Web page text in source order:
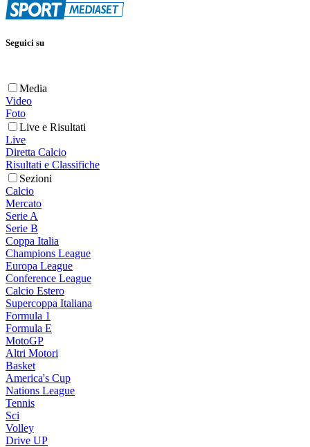
Seguici su
Media
Video
Foto
Live e Risultati
Live
Diretta Calcio
Risultati e Classifiche
Sezioni
Calcio
Mercato
Serie A
Serie B
Coppa Italia
Champions League
Europa League
Conference League
Calcio Estero
Supercoppa Italiana
Formula 1
Formula E
MotoGP
Altri Motori
Basket
America's Cup
Nations League
Tennis
Sci
Volley
Drive UP